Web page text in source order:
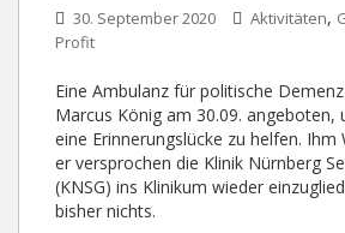
30. September 2020 Aktivitäten,
Profit
Eine Ambulanz für politische
Marcus König am 30.09. angeboten,
eine Erinnerungslücke zu helfen.
er versprochen die Klinik Nürnberg
(KNSG) ins Klinikum wieder
bisher nichts.